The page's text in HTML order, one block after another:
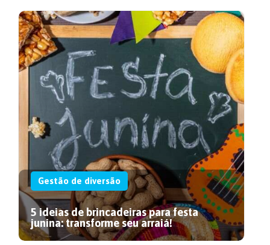
Gestão de diversão
5 ideias de brincadeiras para festa
junina: transforme seu arraiá!